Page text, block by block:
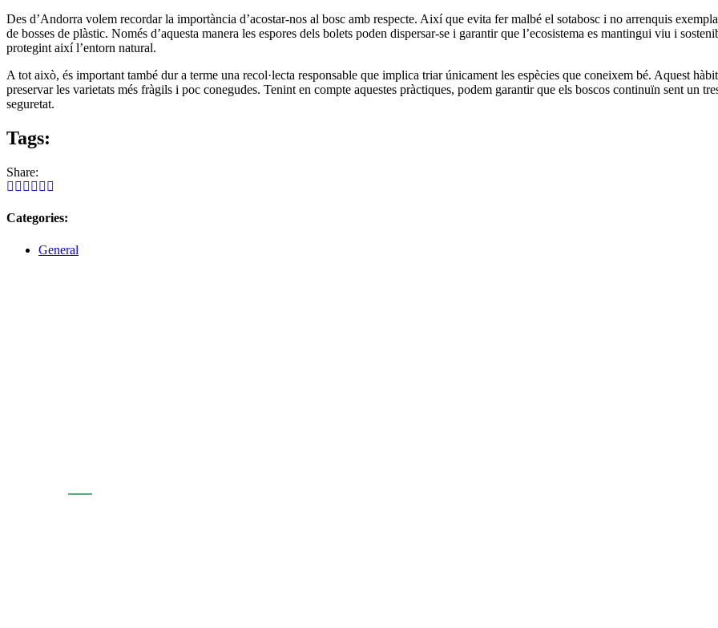
Des d’Andorra volem recordar la importància d’acostar-nos al bosc amb respecte. Així que evita fer malbé el sotabosc i no arrenquis
de bosses de plàstic. Només d’aquesta manera les espores dels bolets poden dispersar-se i garantir que l’ecosistema es mantingui viu i
protegint així l’entorn natural.
A tot això, és important també dur a terme una recol·lecta responsable que implica triar únicament les espècies que coneixem bé. Aquest
preservar les varietats més fràgils i poc conegudes. Tenint en compte aquestes pràctiques, podem garantir que els boscos continuïn sent un
seguretat.
Tags:
Share:
Categories:
General